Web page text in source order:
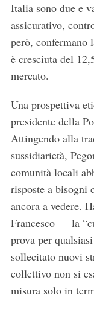
Italia sono due e
assicurativo,
però,
è cresciuta del
mercato.
Una prospettiva
presidente della
Attingendo alla
sussidiarietà,
comunità locali
risposte a bisogni
ancora a vedere.
Francesco — la
prova per
sollecitato nuovi
collettivo non si
misura solo in
S
e
a
c
h
f
o
: